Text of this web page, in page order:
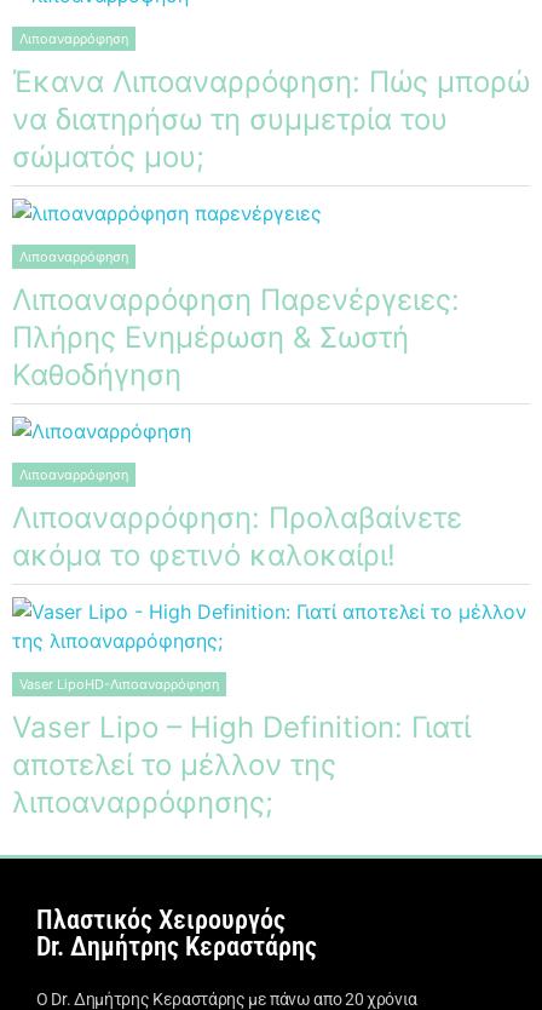
Λιποαναρρόφηση
Έκανα Λιποαναρρόφηση: Πώς μπορώ
να διατηρήσω τη συμμετρία του
σώματός μου;
Λιποαναρρόφηση
Λιποαναρρόφηση Παρενέργειες:
Πλήρης Ενημέρωση & Σωστή
Καθοδήγηση
Λιποαναρρόφηση
Λιποαναρρόφηση: Προλαβαίνετε
ακόμα το φετινό καλοκαίρι!
Vaser LipoHD-Λιποαναρρόφηση
Vaser Lipo – High Definition: Γιατί
αποτελεί το μέλλον της
λιποαναρρόφησης;
Πλαστικός Χειρουργός
Dr. Δημήτρης Κεραστάρης
Ο Dr. Δημήτρης Κεραστάρης με πάνω απο 20 χρόνια